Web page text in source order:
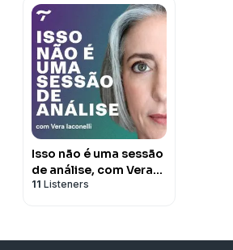
Isso não é uma sessão
de análise, com Vera
Iaconelli
11 Listeners